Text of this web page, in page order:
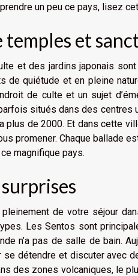
un peu ce pays, lisez
temples et
et des jardins japonais
de quiétude et en pleine
de culte et un sujet
situés dans des centres
de 2000. Et dans cette
promener. Chaque ballade
magnifique pays.
de votre séjour
Les Sentos sont
n’a pas de salle de bain.
détendre et discuter avec
des zones volcaniques, le